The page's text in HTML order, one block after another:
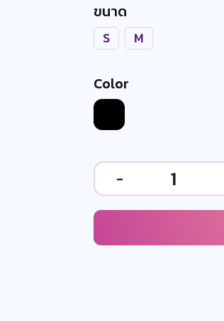
ขนาด
S M
Color
- 1